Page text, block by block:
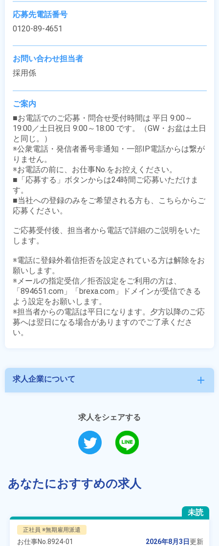
応募先電話番号
0120-89-4651
お問い合わせ担当者
採用係
ご案内
■お電話でのご応募・問合せ受付時間は 平日 9:00～
19:00／土日祝日 9:00～18:00 です。（GW・お盆は土日
と同じ。）
※公衆電話・発信者番号非通知・一部IP電話からは繋が
りません。
※お電話の前に、お仕事No.をお控えください。
■「応募する」ボタンからは24時間ご応募いただけま
す。
■当社への登録のみをご希望される方も、こちらからご
応募ください。
ご応募受付後、担当者から電話で詳細のご説明をいた
します。
※電話に登録外着信拒否を設定されている方は解除をお
願いします。
※メールの指定受信／拒否設定をご利用の方は、
「894651.com」「brexa.com」ドメインが受信できる
よう設定をお願いします。
※担当者からの電話は平日になります。夕方以降のご応
募へは翌日になる場合がありますのでご了承くださ
求人企業について add
求人をシェアする
あなたにおすすめの求人
未読
正社員 ※無期雇用派遣
お仕事No. 8924-01 2026年8月3日更新